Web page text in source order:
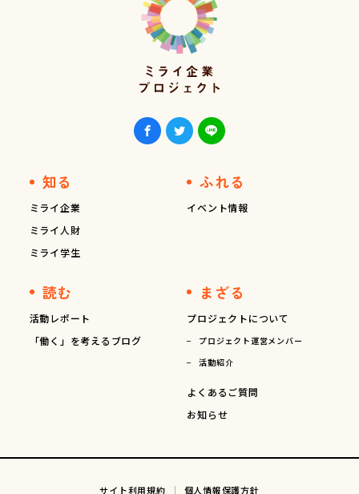
知る
ミライ企業
ミライ人財
ミライ学生
ふれる
イベント情報
読む
活動レポート
「働く」を考えるブログ
まざる
プロジェクトについて
プロジェクト運営メンバー
活動紹介
よくあるご質問
お知らせ
サイト利用規約 個人情報保護方針